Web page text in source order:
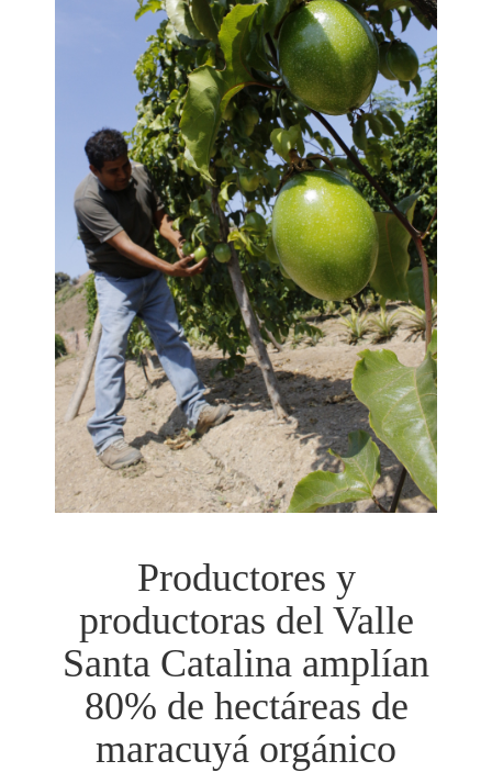
Productores y
productoras del Valle
Santa Catalina amplían
80% de hectáreas de
maracuyá orgánico